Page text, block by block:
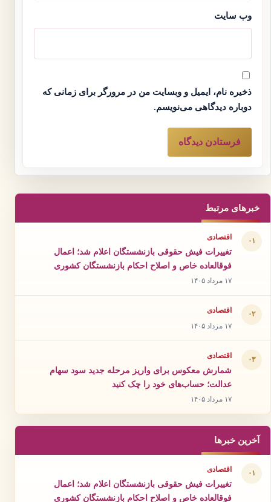
وب‌ سایت
ذخیره نام، ایمیل و وبسایت من در مرورگر برای زمانی که
دوباره دیدگاهی می‌نویسم.
خبرهای مرتبط
۰۱ اقتصادی
تغییرات فیش حقوقی بازنشستگان اعلام شد؛ اعمال
فوقالعاده خاص و اصلاح احکام بازنشستگان کشوری
۱۷ مرداد ۱۴۰۵
۰۲ اقتصادی
۱۷ مرداد ۱۴۰۵
۰۳ اقتصادی
شمارش معکوس برای واریز مرحله جدید سود سهام
عدالت؛ حساب‌های خود را چک کنید
۱۷ مرداد ۱۴۰۵
آخرین خبرها
۰۱ اقتصادی
تغییرات فیش حقوقی بازنشستگان اعلام شد؛ اعمال
فوقالعاده خاص و اصلاح احکام بازنشستگان کشوری